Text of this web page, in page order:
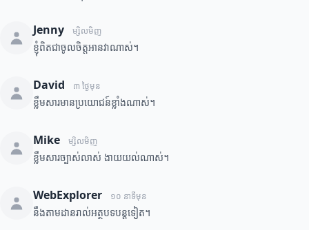
Jenny ម្សិលមិញ
ខ្ញុំពិតជាចូលចិត្តអានវាណាស់។
David ៣ ថ្ងៃមុន
ខ្លឹមសារមានប្រយោជន៍ខ្លាំងណាស់។
Mike ម្សិលមិញ
ខ្លឹមសារច្បាស់លាស់ ងាយយល់ណាស់។
WebExplorer ១០ នាទីមុន
នឹងតាមដានរាល់អត្ថបទបន្តទៀត។